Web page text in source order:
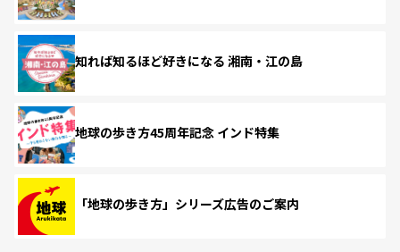
知れば知るほど好きになる 湘南・江の島
地球の歩き方45周年記念 インド特集
「地球の歩き方」シリーズ広告のご案内